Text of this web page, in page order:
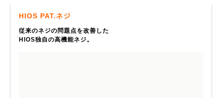
HIOS PAT.ネジ
従来のネジの問題点を改善した
HIOS独自の高機能ネジ。